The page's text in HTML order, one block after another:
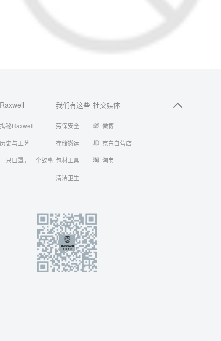
Raxwell
揭秘Raxwell
历史与工艺
一只口罩，一个故事
我们有这些
劳保安全
存储搬运
包材工具
清洁卫生
社交媒体
微博
京东自营店
淘宝